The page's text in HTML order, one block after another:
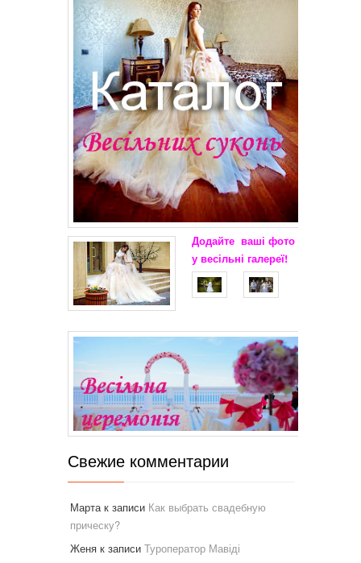
Додайте ваші фото
у весільні галереї!
Свежие комментарии
Мартак записи Как выбрать свадебную
прическу?
Женя к записи Туроператор Мавіді